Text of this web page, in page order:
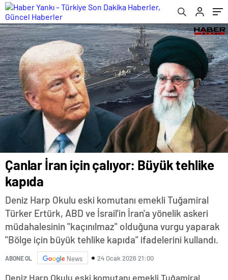
Çanlar İran için çalıyor: Büyük tehlike
kapıda
Deniz Harp Okulu eski komutanı emekli Tuğamiral
Türker Ertürk, ABD ve İsrail'in İran'a yönelik askeri
müdahalesinin "kaçınılmaz" olduğuna vurgu yaparak
"Bölge için büyük tehlike kapıda" ifadelerini kullandı.
ABONE OL News 24 Ocak 2026 21:00
Deniz Harp Okulu eski komutanı emekli Tuğamiral